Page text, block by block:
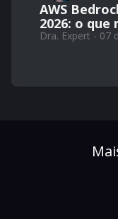
AWS
2026: o que
Dra. Expert - 07